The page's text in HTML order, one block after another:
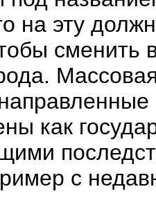
на эту
сменить
как
с